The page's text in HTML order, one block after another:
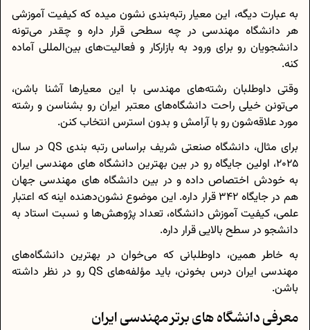
به عبارت دیگه، این معیار رتبه‌بندی نشون میده که کیفیت آموزشی
هر دانشگاه مهندسی در چه سطحی قرار داره و چقدر می‌تونه
دانشجویان رو برای ورود به بازارکار و فعالیت‌های بین‌المللی آماده
کنه.
وقتی داوطلبان رشته‌های مهندسی با این معیارها آشنا باشن،
می‌تونن خیلی راحت دانشگاه‌های معتبر ایران رو بشناسن و رشته
مورد علاقه‌شون رو با آرامش و بدون استرس انتخاب کنن.
برای مثال، دانشگاه صنعتی شریف براساس رتبه بندی QS در سال
2025، اولین جایگاه رو در بین بهترین دانشگاه های مهندسی ایران
به خودش اختصاص داده و در بین دانشگاه های مهندسی جهان
هم در جایگاه 342 قرار داره. این موضوع نشون‌دهنده اینه که اعتبار
علمی، کیفیت آموزش دانشگاه، تعداد پژوهش‌ها و نسبت استاد به
دانشجو در سطح بالایی قرار داره.
به خاطر همین، داوطلبانی که می‌خوان در بهترین دانشگاه‌های
مهندسی ایران درس بخونن، باید مؤلفه‌های QS رو در نظر داشته
باشن.
معرفی دانشگاه های برتر مهندسی ایران